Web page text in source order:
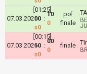
07.03.2026
[01:25]
00
s0
:
10
0
pol
finale
07.03.2026
[00:15]
10
s0
:
00
0
finale